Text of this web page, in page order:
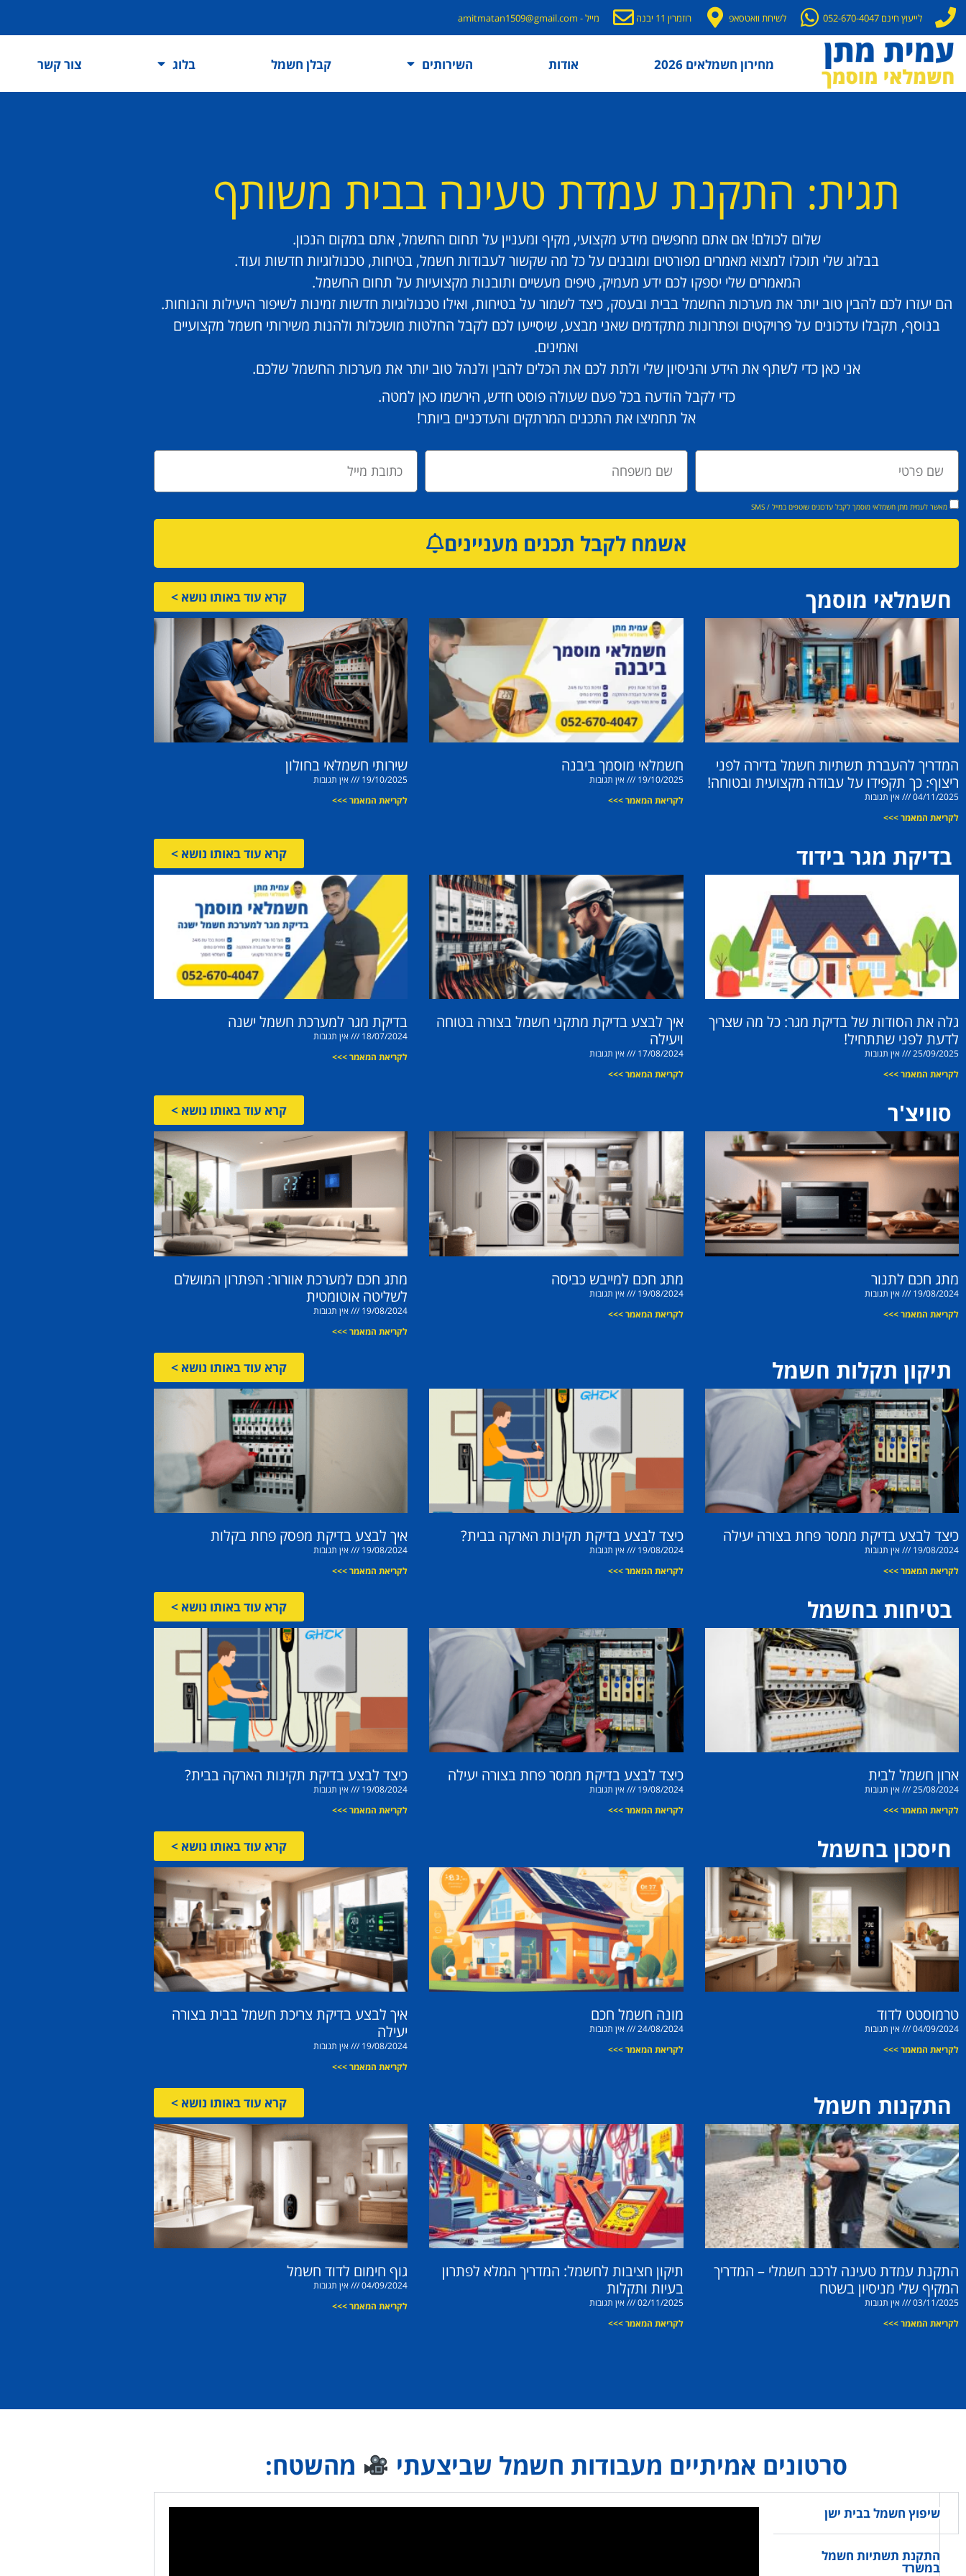
לייעוץ חינם 052-670-4047 לשיחת וואטסאפ רוזמרין 11 יבנה מייל - amitmatan1509@gmail.com
מחירון חשמלאים 2026 אודות השירותים קבלן חשמל בלוג צור קשר
תגית: התקנת עמדת טעינה בבית משותף
שלום לכולם! אם אתם מחפשים מידע מקצועי, מקיף ומעניין על תחום החשמל, אתם במקום הנכון.
בבלוג שלי תוכלו למצוא מאמרים מפורטים ומובנים על כל מה שקשור לעבודות חשמל, בטיחות, טכנולוגיות חדשות ועוד.
המאמרים שלי יספקו לכם ידע מעמיק, טיפים מעשיים ותובנות מקצועיות על תחום החשמל.
הם יעזרו לכם להבין טוב יותר את מערכות החשמל בבית ובעסק, כיצד לשמור על בטיחות, ואילו טכנולוגיות חדשות זמינות לשיפור היעילות והנוחות.
בנוסף, תקבלו עדכונים על פרויקטים ופתרונות מתקדמים שאני מבצע, שיסייעו לכם לקבל החלטות מושכלות ולהנות משירותי חשמל מקצועיים
ואמינים.
אני כאן כדי לשתף את הידע והניסיון שלי ולתת לכם את הכלים להבין ולנהל טוב יותר את מערכות החשמל שלכם.
כדי לקבל הודעה בכל פעם שעולה פוסט חדש, הירשמו כאן למטה.
אל תחמיצו את התכנים המרתקים והעדכניים ביותר!
מאשר לעמית מתן חשמלאי מוסמך לקבל עדכונים שוטפים במייל / SMS
אשמח לקבל תכנים מעניינים
חשמלאי מוסמך קרא עוד באותו נושא >
המדריך להעברת תשתיות חשמל בדירה לפני
ריצוף: כך תקפידו על עבודה מקצועית ובטוחה!
04/11/2025
אין תגובות
לקריאת המאמר >>>
חשמלאי מוסמך ביבנה
19/10/2025
אין תגובות
לקריאת המאמר >>>
שירותי חשמלאי בחולון
19/10/2025
אין תגובות
לקריאת המאמר >>>
בדיקת מגר בידוד קרא עוד באותו נושא >
גלה את הסודות של בדיקת מגר: כל מה שצריך
לדעת לפני שתתחיל!
25/09/2025
אין תגובות
לקריאת המאמר >>>
איך לבצע בדיקת מתקני חשמל בצורה בטוחה
ויעילה
17/08/2024
אין תגובות
לקריאת המאמר >>>
בדיקת מגר למערכת חשמל ישנה
18/07/2024
אין תגובות
לקריאת המאמר >>>
סוויצ'ר קרא עוד באותו נושא >
מתג חכם לתנור
19/08/2024
אין תגובות
לקריאת המאמר >>>
מתג חכם למייבש כביסה
19/08/2024
אין תגובות
לקריאת המאמר >>>
מתג חכם למערכת אוורור: הפתרון המושלם
לשליטה אוטומטית
19/08/2024
אין תגובות
לקריאת המאמר >>>
תיקון תקלות חשמל קרא עוד באותו נושא >
כיצד לבצע בדיקת ממסר פחת בצורה יעילה
19/08/2024
אין תגובות
לקריאת המאמר >>>
כיצד לבצע בדיקת תקינות הארקה בבית?
19/08/2024
אין תגובות
לקריאת המאמר >>>
איך לבצע בדיקת מפסק פחת בקלות
19/08/2024
אין תגובות
לקריאת המאמר >>>
בטיחות בחשמל קרא עוד באותו נושא >
ארון חשמל לבית
25/08/2024
אין תגובות
לקריאת המאמר >>>
כיצד לבצע בדיקת ממסר פחת בצורה יעילה
19/08/2024
אין תגובות
לקריאת המאמר >>>
כיצד לבצע בדיקת תקינות הארקה בבית?
19/08/2024
אין תגובות
לקריאת המאמר >>>
חיסכון בחשמל קרא עוד באותו נושא >
טרמוסטט לדוד
04/09/2024
אין תגובות
לקריאת המאמר >>>
מונה חשמל חכם
24/08/2024
אין תגובות
לקריאת המאמר >>>
איך לבצע בדיקת צריכת חשמל בבית בצורה
יעילה
19/08/2024
אין תגובות
לקריאת המאמר >>>
התקנות חשמל קרא עוד באותו נושא >
התקנת עמדת טעינה לרכב חשמלי – המדריך
המקיף שלי מניסיון בשטח
03/11/2025
אין תגובות
לקריאת המאמר >>>
תיקון חציבות לחשמל: המדריך המלא לפתרון
בעיות ותקלות
02/11/2025
אין תגובות
לקריאת המאמר >>>
גוף חימום לדוד חשמל
04/09/2024
אין תגובות
לקריאת המאמר >>>
סרטונים אמיתיים מעבודות חשמל שביצעתי מהשטח:
שיפוץ חשמל בבית ישן
התקנת תשתיות חשמל
במשרד